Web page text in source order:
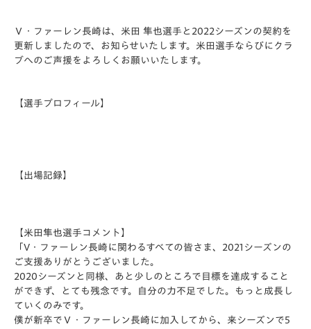
Ｖ・ファーレン長崎は、米田 隼也選手と2022シーズンの契約を
更新しましたので、お知らせいたします。米田選手ならびにクラ
ブへのご声援をよろしくお願いいたします。
【選手プロフィール】
【出場記録】
【米田隼也選手コメント】
「V・ファーレン長崎に関わるすべての皆さま、2021シーズンの
ご支援ありがとうございました。
2020シーズンと同様、あと少しのところで目標を達成すること
ができず、とても残念です。自分の力不足でした。もっと成長し
ていくのみです。
僕が新卒でＶ・ファーレン長崎に加入してから、来シーズンで5